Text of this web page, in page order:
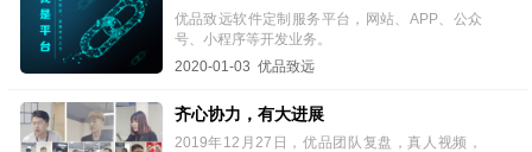
优品致远软件定制服务平台，网站、APP、公众
号、小程序等开发业务。
2020-01-03 优品致远
齐心协力，有大进展
2019年12月27日，优品团队复盘，真人视频，